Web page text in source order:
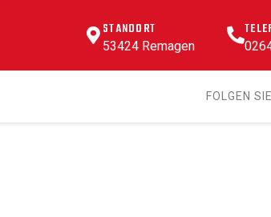
STANDORT
53424 Remagen
FOLGEN